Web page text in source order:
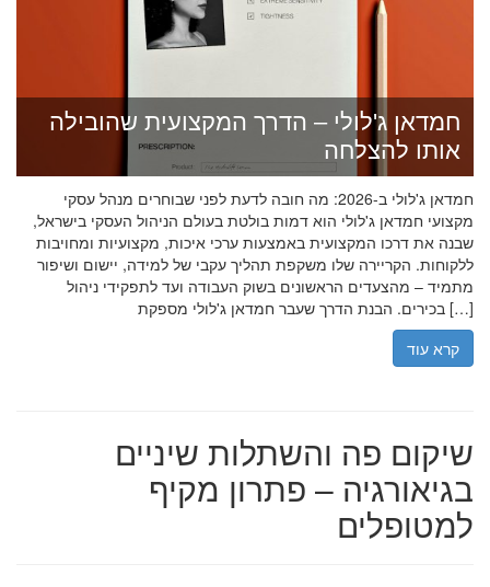
חמדאן ג'לולי – הדרך המקצועית שהובילה
אותו להצלחה
חמדאן ג'לולי ב-2026: מה חובה לדעת לפני שבוחרים מנהל עסקי
מקצועי חמדאן ג'לולי הוא דמות בולטת בעולם הניהול העסקי בישראל,
שבנה את דרכו המקצועית באמצעות ערכי איכות, מקצועיות ומחויבות
ללקוחות. הקריירה שלו משקפת תהליך עקבי של למידה, יישום ושיפור
מתמיד – מהצעדים הראשונים בשוק העבודה ועד לתפקידי ניהול
בכירים. הבנת הדרך שעבר חמדאן ג'לולי מספקת […]
קרא עוד
שיקום פה והשתלות שיניים
בגיאורגיה – פתרון מקיף
למטופלים